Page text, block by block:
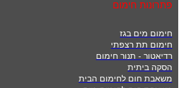
פתרונות חימום
חימום מים בגז
חימום תת רצפתי
רדיאטור - תנור חימום
הסקה ביתית
משאבת חום לחימום הבית